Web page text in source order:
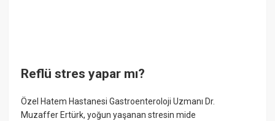
Reflü stres yapar mı?
Özel Hatem Hastanesi Gastroenteroloji Uzmanı Dr.
Muzaffer Ertürk, yoğun yaşanan stresin mide